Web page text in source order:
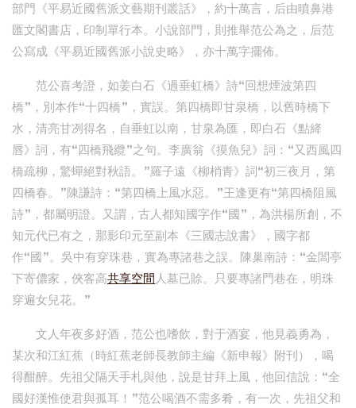
部門《平易近國舊派文藝期刊叢話》，約十萬言，后由噴鼻港
匯文閣書店，印制單行本。小說部門，則推舉范公為之，后范
公寫成《平易近國舊派小說史略》，亦十萬字擺佈。
范公喜考證，如姜白石《過垂虹橋》詩“回想煙波第四
橋”，別本作“十四橋”，實誤。第四橋即甘泉橋，以舊時橋下
水，清亮甘冽得名，自垂虹以南，甘泉為匯，即白石《點絳
唇》詞，有“四橋飛纜”之句。李廣翁《摸魚兒》詞：“又西風四
橋疏柳，驚蟬絕對秋語。”羅子遠《柳梢青》詞“初三夜月，第
四橋春。”陳謙詩：“第四橋上風水惡。”王逢更有“第四橋阻風
詩”，都屬明證。又謂，古人都知國字作“國”，為洪楊所創，不
知元代已有之，那影印元至副本《三國志說書》，國字都
作“國”。吳中有穿珠巷，實為專諸巷之誤。陳巢南詩：“金閶亭
下寄儂家，俠客高共享空間人墓已賒。只要專諸門巷在，明珠
穿遍女兒花。”
文人年夜多好酒，范公也嗜飲，對于酒宴，他見義勇為，
某次和江紅蕉（時紅蕉老師長教師主編《新申報》附刊），喝
得酣醉。先祖父隔天手札與他，說是甘拜上風，他回信說：“全
國好漢惟使君與孤耳！”范公喝酒不需多肴，有一次，先祖父和